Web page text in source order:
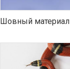
Шовный материал